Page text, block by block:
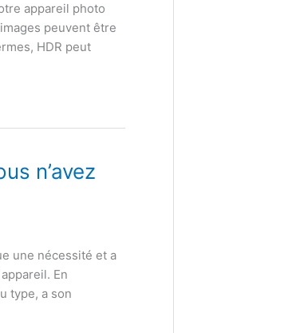
appareil photo
peuvent être
HDR peut
n’avez
une nécessité et a
En
type, a son